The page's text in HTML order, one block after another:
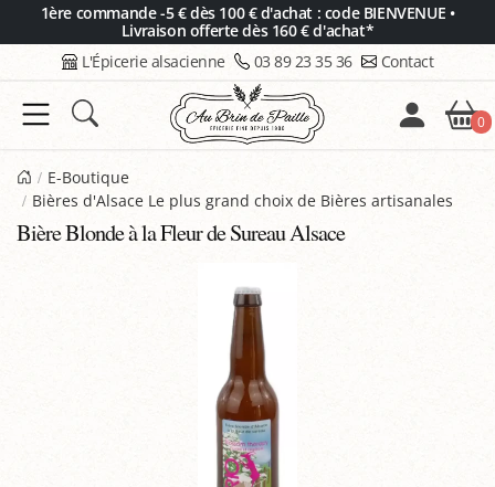
1ère commande -5 € dès 100 € d'achat : code BIENVENUE •
Livraison offerte dès 160 € d'achat*
L'Épicerie alsacienne 03 89 23 35 36 Contact
0
E-Boutique
Bières d'Alsace Le plus grand choix de Bières artisanales
Bière Blonde à la Fleur de Sureau Alsace
Panneau de gestion des cookies